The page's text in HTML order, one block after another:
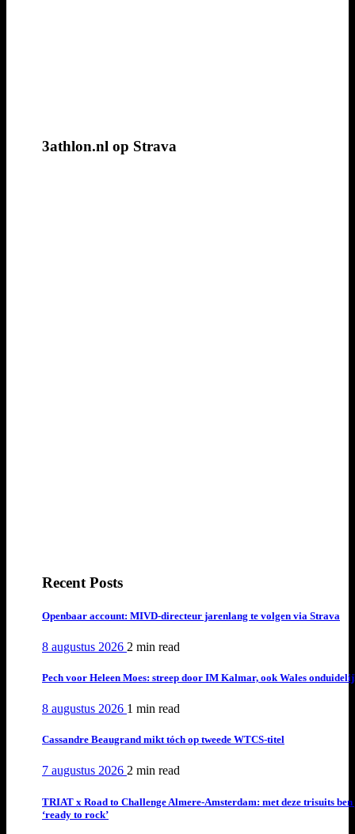
3athlon.nl op Strava
Recent Posts
Openbaar account: MIVD-directeur jarenlang te volgen via Strava
8 augustus 2026 2 min read
Pech voor Heleen Moes: streep door IM Kalmar, ook Wales
8 augustus 2026 1 min read
Cassandre Beaugrand mikt tóch op tweede WTCS-titel
7 augustus 2026 2 min read
TRIAT x Road to Challenge Almere-Amsterdam: met deze trisuits ben
‘ready to rock’